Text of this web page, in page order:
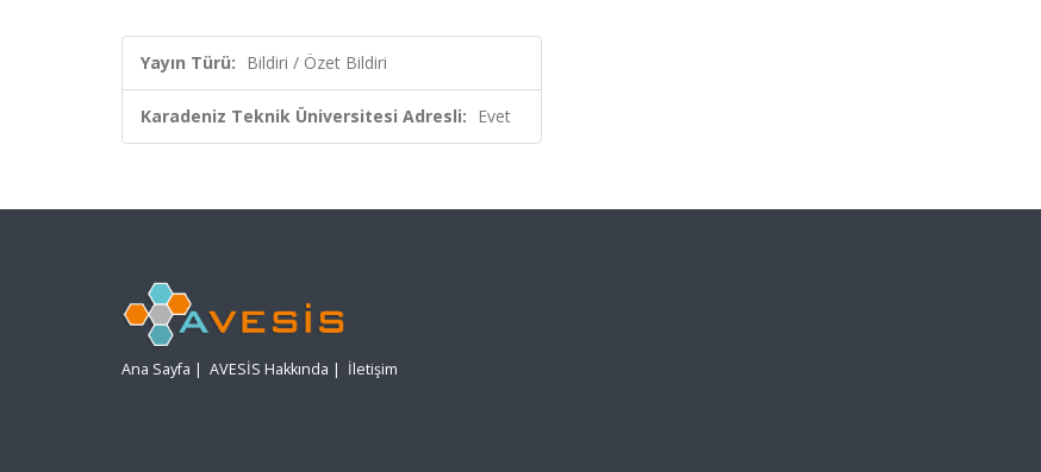
Yayın Türü: Bildiri / Özet Bildiri
Karadeniz Teknik Üniversitesi Adresli: Evet
Ana Sayfa | AVESİS Hakkında | İletişim